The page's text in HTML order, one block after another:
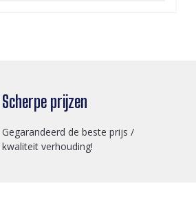
Scherpe prijzen
Gegarandeerd de beste prijs /
kwaliteit verhouding!